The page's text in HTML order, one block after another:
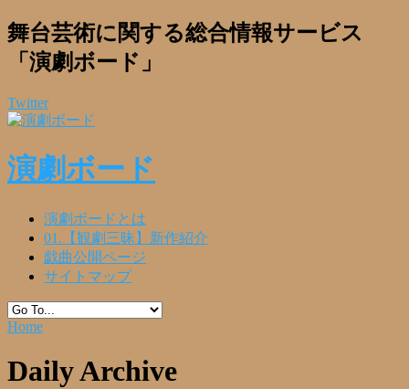
舞台芸術に関する総合情報サービス
「演劇ボード」
Twitter
演劇ボード
演劇ボードとは
01.【観劇三昧】新作紹介
戯曲公開ページ
サイトマップ
Home
Daily Archive